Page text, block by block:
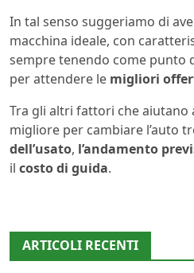
In tal senso suggeriamo di
macchina ideale, con
sempre tenendo come punto
per attendere le migliori
Tra gli altri fattori che
migliore per cambiare l’auto
dell’usato, l’andamento
il costo di guida.
ARTICOLI RECENTI